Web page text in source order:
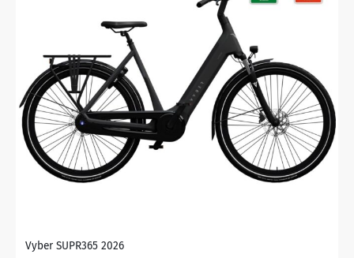
Vyber SUPR365 2026